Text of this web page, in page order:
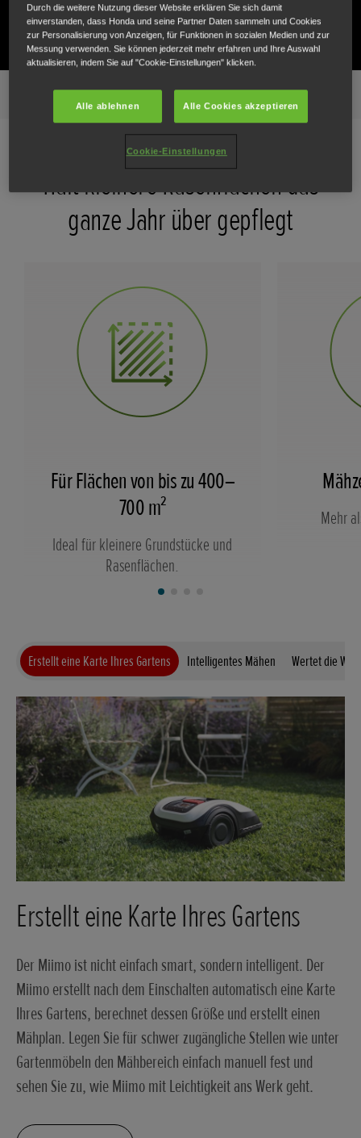
TECHNISCHE DATEN
Hauptmerkmale Galerie Alle Merkmale Modelle
Hält kleinere Rasenflächen das
ganze Jahr über gepflegt
Für Flächen von bis zu 400–
700 m²
Ideal für kleinere Grundstücke und
Rasenflächen.
Mehr
Erstellt eine Karte Ihres Gartens Intelligentes Mähen Wertet die
Erstellt eine Karte Ihres Gartens
Der Miimo ist nicht einfach smart, sondern intelligent. Der
Miimo erstellt nach dem Einschalten automatisch eine Karte
Ihres Gartens, berechnet dessen Größe und erstellt einen
Mähplan. Legen Sie für schwer zugängliche Stellen wie unter
Gartenmöbeln den Mähbereich einfach manuell fest und
sehen Sie zu, wie Miimo mit Leichtigkeit ans Werk geht.
Durch die weitere Nutzung dieser Website erklären Sie sich damit
einverstanden, dass Honda und seine Partner Daten sammeln und Cookies
zur Personalisierung von Anzeigen, für Funktionen in sozialen Medien und zur
Messung verwenden. Sie können jederzeit mehr erfahren und Ihre Auswahl
aktualisieren, indem Sie auf "Cookie-Einstellungen" klicken.
Alle ablehnen Alle Cookies akzeptieren
Cookie-Einstellungen